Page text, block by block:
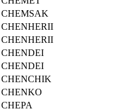
CHEMSAK
CHENHERII
CHENHERІI
CHENDEI
CHENDEI
CHENCHIK
CHENKO
CHEPA